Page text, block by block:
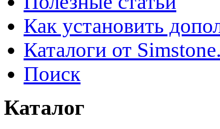
Как установить
Каталоги от
Поиск
Каталог